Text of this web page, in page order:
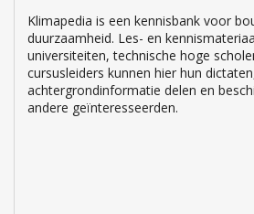
Klimapedia is een kennisbank voor
duurzaamheid. Les- en
universiteiten, technische hoge
cursusleiders kunnen hier hun
achtergrondinformatie delen en
andere geïnteresseerden.